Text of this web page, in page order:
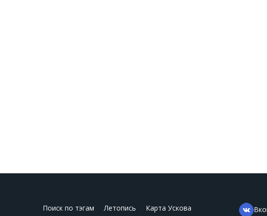
Поиск по тэгам Летопись
Карта Ускова